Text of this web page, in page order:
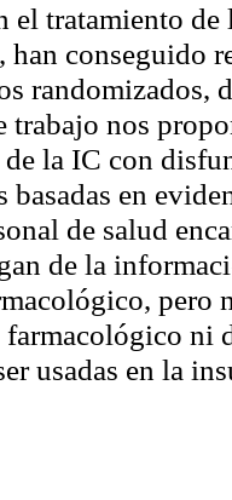
el tratamiento
han conseguido
randomizados,
trabajo nos
la IC con
basadas en
de salud
de la
pero
ni
usadas en la